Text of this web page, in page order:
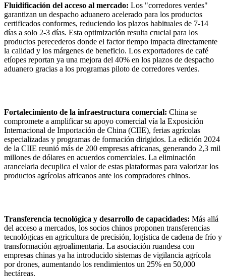
Fluidificación del acceso al mercado: Los "corredores verdes"
garantizan un despacho aduanero acelerado para los productos
certificados conformes, reduciendo los plazos habituales de 7-14
días a solo 2-3 días. Esta optimización resulta crucial para los
productos perecederos donde el factor tiempo impacta directamente
la calidad y los márgenes de beneficio. Los exportadores de café
etíopes reportan ya una mejora del 40% en los plazos de despacho
aduanero gracias a los programas piloto de corredores verdes.
Fortalecimiento de la infraestructura comercial: China se
compromete a amplificar su apoyo comercial vía la Exposición
Internacional de Importación de China (CIIE), ferias agrícolas
especializadas y programas de formación dirigidos. La edición 2024
de la CIIE reunió más de 200 empresas africanas, generando 2,3 mil
millones de dólares en acuerdos comerciales. La eliminación
arancelaria decuplica el valor de estas plataformas para valorizar los
productos agrícolas africanos ante los compradores chinos.
Transferencia tecnológica y desarrollo de capacidades: Más allá
del acceso a mercados, los socios chinos proponen transferencias
tecnológicas en agricultura de precisión, logística de cadena de frío y
transformación agroalimentaria. La asociación ruandesa con
empresas chinas ya ha introducido sistemas de vigilancia agrícola
por drones, aumentando los rendimientos un 25% en 50,000
hectáreas.